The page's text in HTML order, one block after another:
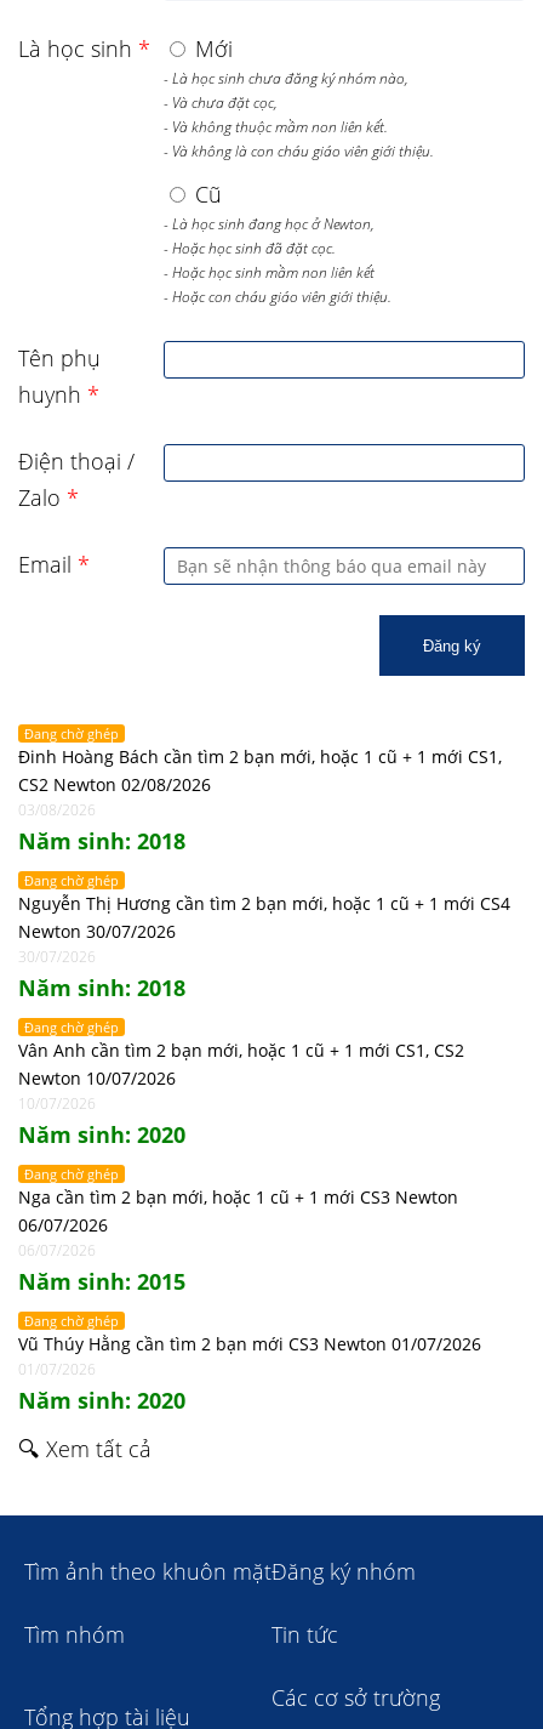
Là học sinh * Mới
- Là học sinh chưa đăng ký nhóm nào,
- Và chưa đặt cọc,
- Và không thuộc mầm non liên kết.
- Và không là con cháu giáo viên giới thiệu.
Cũ
- Là học sinh đang học ở Newton,
- Hoặc học sinh đã đặt cọc.
- Hoặc học sinh mầm non liên kết
- Hoặc con cháu giáo viên giới thiệu.
Tên phụ
huynh *
Điện thoại /
Zalo *
Email *
Đăng ký
Đang chờ ghép
Đinh Hoàng Bách cần tìm 2 bạn mới, hoặc 1 cũ + 1 mới CS1,
CS2 Newton 02/08/2026
03/08/2026
Năm sinh: 2018
Đang chờ ghép
Nguyễn Thị Hương cần tìm 2 bạn mới, hoặc 1 cũ + 1 mới CS4
Newton 30/07/2026
30/07/2026
Năm sinh: 2018
Đang chờ ghép
Vân Anh cần tìm 2 bạn mới, hoặc 1 cũ + 1 mới CS1, CS2
Newton 10/07/2026
10/07/2026
Năm sinh: 2020
Đang chờ ghép
Nga cần tìm 2 bạn mới, hoặc 1 cũ + 1 mới CS3 Newton
06/07/2026
06/07/2026
Năm sinh: 2015
Đang chờ ghép
Vũ Thúy Hằng cần tìm 2 bạn mới CS3 Newton 01/07/2026
01/07/2026
Năm sinh: 2020
🔍 Xem tất cả
Tìm ảnh theo khuôn mặtĐăng ký nhóm
Tìm nhóm Tin tức
Tổng hợp tài liệu
Các cơ sở trường